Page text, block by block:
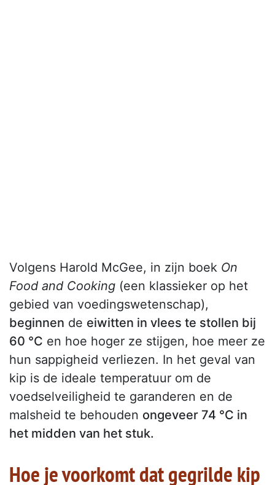
Volgens Harold McGee, in zijn boek On
Food and Cooking (een klassieker op het
gebied van voedingswetenschap),
beginnen de eiwitten in vlees te stollen bij
60 °C en hoe hoger ze stijgen, hoe meer ze
hun sappigheid verliezen. In het geval van
kip is de ideale temperatuur om de
voedselveiligheid te garanderen en de
malsheid te behouden ongeveer 74 °C in
het midden van het stuk.
Hoe je voorkomt dat gegrilde kip